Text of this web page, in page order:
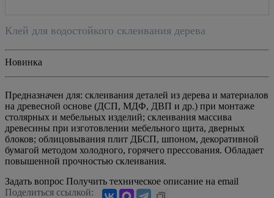
Клей для водостойкого склеивания дерева
Новинка
Предназначен для: склеивания деталей из дерева и материалов
на древесной основе (ДСП, МДФ, ДВП и др.) при монтаже
столярных и мебельных изделий; склеивания массива
древесины при изготовлении мебельного щита, дверных
блоков; облицовывания плит ДБСП, шпоном, декоративной
бумагой методом холодного, горячего прессования. Обладает
повышенной прочностью склеивания.
Задать вопрос Получить техническое описание на email
Поделиться ссылкой: